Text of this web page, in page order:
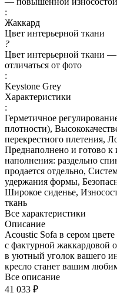
:
Жаккард
Цвет интерьерной ткани
?
Цвет интерьерной ткани —
отличаться от фото
:
Keystone Grey
Характеристики
:
Герметичное
плотности),
перекрестного плетения,
Преднаполнено и готово к
наполнения: раздельно
продается отдельно,
удержания формы,
Широкое сиденье,
ткань
Все характеристики
Описание
Acoustic Sofa в сером
с фактурной жаккардовой
в уютный уголок вашего
кресло станет вашим
Все описание
41 033 ₽